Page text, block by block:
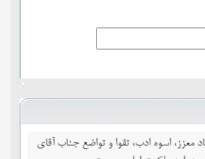
معزز، اسوه ادب، تقوا و تواضع جناب آقای